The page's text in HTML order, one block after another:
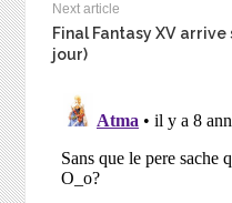
Next article
Final Fantasy XV
jour)